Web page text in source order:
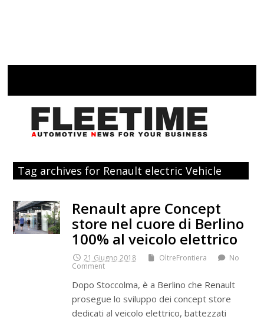
Tag archives for Renault electric Vehicle
Renault apre Concept
store nel cuore di Berlino
100% al veicolo elettrico
21 Giugno 2018 OltreFrontiera
No
Comment
Dopo Stoccolma, è a Berlino che Renault
prosegue lo sviluppo dei concept store
dedicati al veicolo elettrico, battezzati